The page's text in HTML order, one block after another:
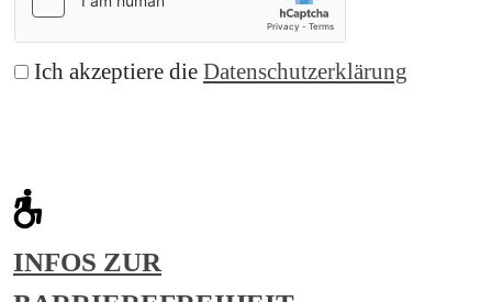
Ich akzeptiere die Datenschutzerklärung
INFOS ZUR